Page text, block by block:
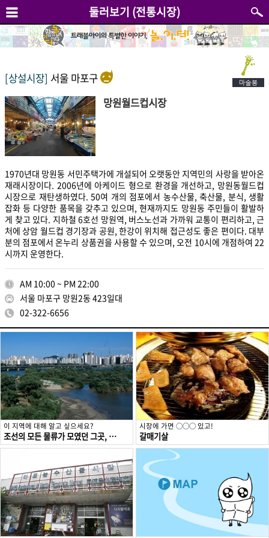
둘러보기 (전통시장)
[상설시장] 서울 마포구
망원월드컵시장
1970년대 망원동 서민주택가에 개설되어 오랫동안 지역민의 사랑을 받아온
재래시장이다. 2006년에 아케이드 형으로 환경을 개선하고, 망원동월드컵
시장으로 재탄생하였다. 50여 개의 점포에서 농수산물, 축산물, 분식, 생활
잡화 등 다양한 품목을 갖추고 있으며, 현재까지도 망원동 주민들이 활발하
게 찾고 있다. 지하철 6호선 망원역, 버스노선과 가까워 교통이 편리하고, 근
처에 상암 월드컵 경기장과 공원, 한강이 위치해 접근성도 좋은 편이다. 대부
분의 점포에서 온누리 상품권을 사용할 수 있으며, 오전 10시에 개점하여 22
시까지 운영한다.
AM 10:00 ~ PM 22:00
서울 마포구 망원2동 423일대
02-322-6656
이 지역에 대해 알고 싶으세요?
조선의 모든 물류가 모였던 그곳, 마포구
시장에 가면 ○○○ 있고!
갈매기살